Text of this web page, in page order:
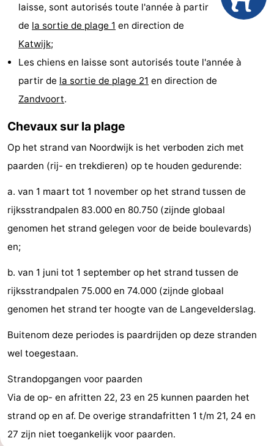
Points
vue
Attractions
Croisières
jeux
de
jeux
intérieures
Experiences
Centres
de
bien-
être
Villages
&
villes
Nature
Sports
-
Faire
du
vélo
-
Randonnée
-
Équitation
-
Terrains
de
-
Surfen
-
laisse, sont autorisés toute l'année à partir
de la sortie de plage 1 en direction de
Katwijk;
Les chiens en laisse sont autorisés toute l'année à
partir de la sortie de plage 21 en direction de
Zandvoort.
Chevaux sur la plage
Op het strand van Noordwijk is het verboden zich met
paarden (rij- en trekdieren) op te houden gedurende:
a. van 1 maart tot 1 november op het strand tussen de
rijksstrandpalen 83.000 en 80.750 (zijnde globaal
genomen het strand gelegen voor de beide boulevards)
en;
b. van 1 juni tot 1 september op het strand tussen de
rijksstrandpalen 75.000 en 74.000 (zijnde globaal
genomen het strand ter hoogte van de Langevelderslag.
Buitenom deze periodes is paardrijden op deze stranden
wel toegestaan.
Strandopgangen voor paarden
Via de op- en afritten 22, 23 en 25 kunnen paarden het
strand op en af. De overige strandafritten 1 t/m 21, 24 en
27 zijn niet toegankelijk voor paarden.